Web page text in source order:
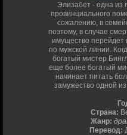
Элизабет - одна из
провинциального
сожалению, в
поэтому, в случае
имущество перейдет
по мужской линии.
богатый мистер
еще более богатый
начинает питать
замужество одной
Страна:
Жанр:
Перевод: